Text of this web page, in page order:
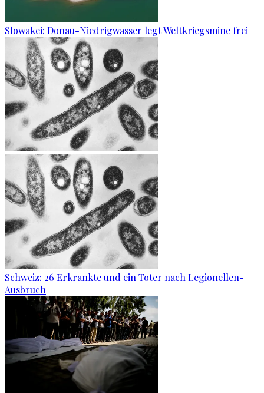
Slowakei: Donau-Niedrigwasser legt Weltkriegsmine frei
Schweiz: 26 Erkrankte und ein Toter nach Legionellen-
Ausbruch